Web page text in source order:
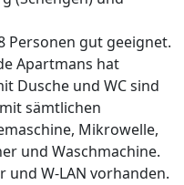
Personen gut geeignet.
Apartmans hat
Dusche und WC sind
sämtlichen
Mikrowelle,
und Waschmachine.
und W-LAN vorhanden.